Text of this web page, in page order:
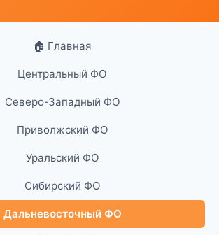
🏠 Главная
Центральный ФО
Северо-Западный ФО
Приволжский ФО
Уральский ФО
Сибирский ФО
Дальневосточный ФО